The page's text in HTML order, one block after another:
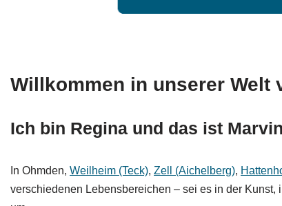
Willkommen in unserer Welt
Ich bin Regina und das ist
In Ohmden, Weilheim (Teck), Zell (Aichelberg),
verschiedenen Lebensbereichen – sei es in der